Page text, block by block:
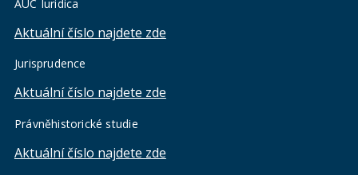
AUC Iuridica
Aktuální číslo najdete zde
Jurisprudence
Aktuální číslo najdete zde
Právněhistorické studie
Aktuální číslo najdete zde